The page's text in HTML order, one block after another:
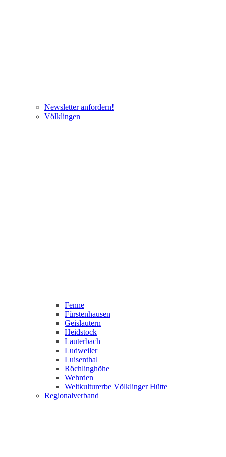
Newsletter anfordern!
Völklingen
Fenne
Fürstenhausen
Geislautern
Heidstock
Lauterbach
Ludweiler
Luisenthal
Röchlinghöhe
Wehrden
Weltkulturerbe Völklinger Hütte
Regionalverband